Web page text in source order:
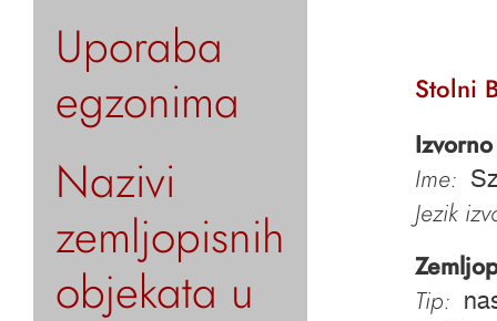
Uporaba
egzonima
Nazivi
zemljopisnih
objekata u
Stolni
Ime:
Jezik
Tip: